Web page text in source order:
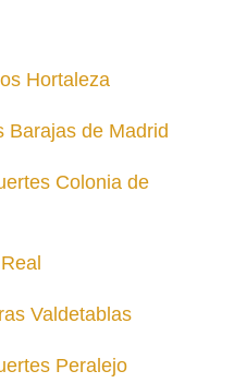
Hortaleza
Barajas de Madrid
Colonia de
Valdetablas
Peralejo